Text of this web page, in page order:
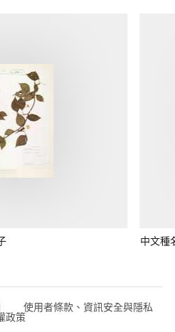
中文種
使用者條款、資訊安全與隱私
政策